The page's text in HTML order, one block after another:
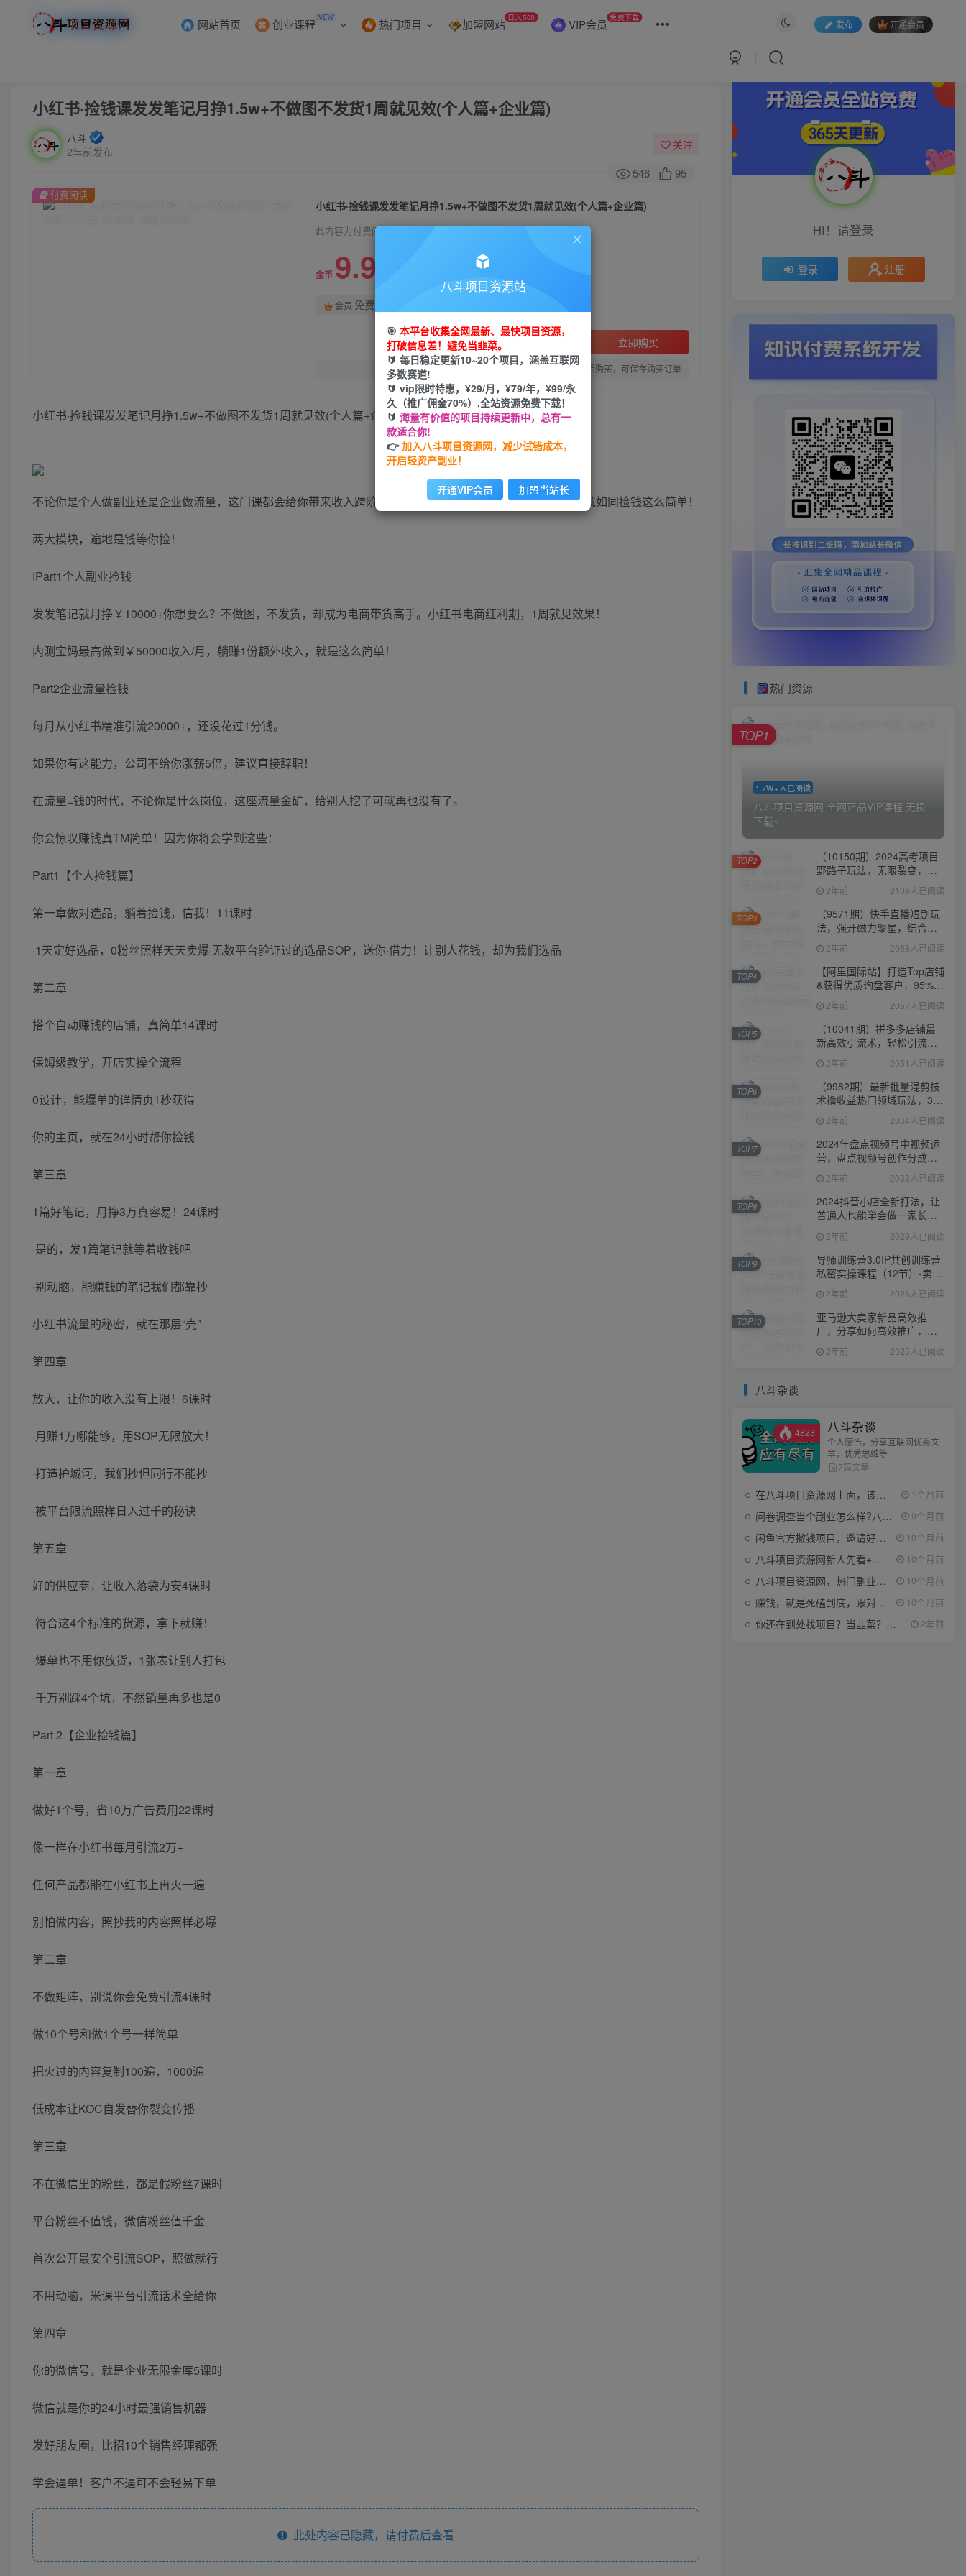
网站首页 创业课程 NEW 热门项目 加盟网站 日入500 VIP会员 免费下载
发布 开通会员
小红书·捡钱课发发笔记月挣1.5w+不做图不发货1周就见效(个人篇+企业篇)
八斗
2年前发布
关注
546 95
小红书·捡钱课发发笔记月挣1.5w+不做图不发货1周就见效(个人篇+企业篇)
此内容为付费阅读，请付费后查看
金币 9.9
会员 免费
立即购买
您当前未登录！建议登陆后购买，可保存购买订单
付费阅读
小红书·捡钱课发发笔记月挣1.5w+不做图不发货1周就见效(个人篇+企业篇)
‮论不‬你‮个是‬人‮副做‬业还‮企是‬业做流量，这‮课门‬都‮给会‬你‮来带‬收‮跨入‬阶‮成的‬果！只要‮跟你‬着实操，‮小在‬红书‮钱赚‬就如‮捡同‬钱这‮简么‬单！
两大模块，遍地是钱等你捡！
IPart1个人副业捡钱
发发笔记就月挣￥10000+你想要么？不做图，不发货，却成为电商带货高手。小红书电商红利期，1周就见效果！
内测宝妈最高做到￥50000收入/月，躺赚1份额外收入，就是这么简单！
Part2企业流量捡钱
每月从小红书精准引流20000+，还没花过1分钱。
如果你有这能力，公司不给你涨薪5倍，建议直接辞职！
在流量=钱的时代，不论你是什么岗位，这座流量金矿，给别人挖了可就再也没有了。
你会惊叹赚钱真TM简单！因为你将会学到这些：
Part1【个人捡钱篇】
第一章做对选品，躺着捡钱，信我！11课时
·1天定好选品，0粉丝照样天天卖爆·无数平台验证过的选品SOP，送你·借力！让别人花钱，却为我们选品
第二章
搭个自动赚钱的店铺，真简单14课时
保姆级教学，开店实操全流程
0设计，能爆单的详情页1秒获得
你的主页，就在24小时帮你捡钱
第三章
1篇好笔记，月挣3万真容易！24课时
·是的，发1篇笔记就等着收钱吧
·别动脑，能赚钱的笔记我们都靠抄
小红书流量的秘密，就在那层“壳”
第四章
放大，让你的收入没有上限！6课时
·月赚1万哪能够，用SOP无限放大！
·打造护城河，我们抄但同行不能抄
·被平台限流照样日入过千的秘诀
第五章
好的供应商，让收入落袋为安4课时
·符合这4个标准的货源，拿下就赚！
·爆单也不用你放货，1张表让别人打包
·千万别踩4个坑，不然销量再多也是0
Part 2【企业捡钱篇】
第一章
做好1个号，省10万广告费用22课时
像一样在小红书每月引流2万+
任何产品都能在小红书上再火一遍
别怕做内容，照抄我的内容照样必爆
第二章
不做矩阵，别说你会免费引流4课时
做10个号和做1个号一样简单
把火过的内容复制100遍，1000遍
低成本让KOC自发替你裂变传播
第三章
不在微信里的粉丝，都是假粉丝7课时
平台粉丝不值钱，微信粉丝值千金
首次公开最安全引流SOP，照做就行
不用动脑，米课平台引流话术全给你
第四章
你的微信号，就是企业无限金库5课时
微信就是你的24小时最强销售机器
发好朋友圈，比招10个销售经理都强
学会逼单！客户不逼可不会轻易下单
此处内容已隐藏，请付费后查看
HI！请登录
登录 注册
热门资源
1.7W+人已阅读
八斗项目资源网 全网正品VIP课程 无损
下载~
TOP1
（10150期）2024高考项目
野路子玩法，无限裂变，最
高一天1W＋！
2年前 2106人已阅读
TOP2
（9571期）快手直播短剧玩
法，强开磁力聚星，结合多
种变现方式日入600+
2年前 2068人已阅读
TOP3
【阿里国际站】打造Top店铺
&获得优质询盘客户，​95%的
国际站讲师不会说的运营技
巧 2年前 2057人已阅读
TOP4
（10041期）拼多多店铺最
新高效引流术，轻松引流
400+创业粉，精准日变现五
位数！
2年前 2051人已阅读
TOP5
（9982期）最新批量混剪技
术撸收益热门领域玩法，3分
钟一条原创视频，轻松日入
1000＋
2年前 2034人已阅读
TOP6
2024年盘点视频号中视频运
营，盘点视频号创作分成计
划，快速过原创日入300+
2年前 2033人已阅读
TOP7
2024抖音小店全新打法，让
普通人也能学会做一家长久
稳定赚钱的抖店
2年前 2029人已阅读
TOP8
导师训练营3.0IP共创训练营
私密实操课程（12节）-卖项
目的密码成功秘诀
2年前 2026人已阅读
TOP9
亚马逊大卖家新品高效推
广，分享如何高效推广，打
造百万美金爆款单品
2年前 2025人已阅读
TOP10
八斗杂谈
4823 八斗杂谈
个人感悟，分享互联网优秀文
章，优秀思维等
7篇文章
在八斗项目资源网上面，该看什么类型的赚钱项目 1个月前
问卷调查当个副业怎么样?八斗告诉你 9个月前
闲鱼官方撒钱项目，邀请好友领现金，单价1-8元，0成本可以当个小副业 10个月前
八斗项目资源网新人先看+领取【0撸小项目+互联网工具箱】 10个月前
八斗项目资源网，热门副业项目任你选，每日持续更新 10个月前
赚钱，就是死磕到底，跟对人做对事。 10个月前
你还在到处找项目？当韭菜？我靠项目资源网也能月如过万。 2年前
八斗项目资源站
🎯 本平台收集全网最新、最快项目资源，
打破信息差！避免当韭菜。
🔰 每日稳定更新10~20个项目，涵盖互联网
多数赛道!
🔰 vip限时特惠，¥29/月，¥79/年，¥99/永
久（推广佣金70%）,全站资源免费下载！
🔰 海量有价值的项目持续更新中，总有一
款适合你!
👉加入八斗项目资源网，减少试错成本，
开启轻资产副业！
开通VIP会员 加盟当站长